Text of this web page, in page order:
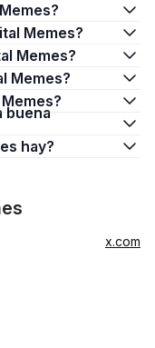
Memes?
Memes?
Memes?
hay?
x.com